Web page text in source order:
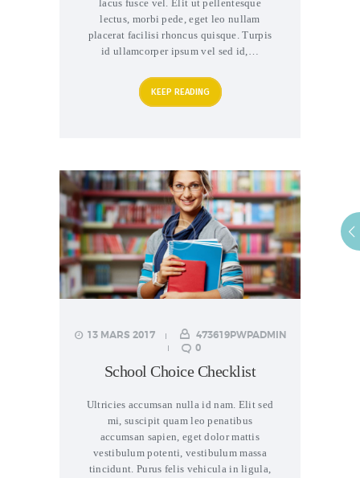
lacus fusce vel. Elit ut pellentesque
lectus, morbi pede, eget leo nullam
placerat facilisi rhoncus quisque. Turpis
id ullamcorper ipsum vel sed id,…
KEEP READING
13 MARS 2017
473619PWPADMIN
0
School Choice Checklist
Ultricies accumsan nulla id nam. Elit sed
mi, suscipit quam leo penatibus
accumsan sapien, eget dolor mattis
vestibulum potenti, vestibulum massa
tincidunt. Purus felis vehicula in ligula,